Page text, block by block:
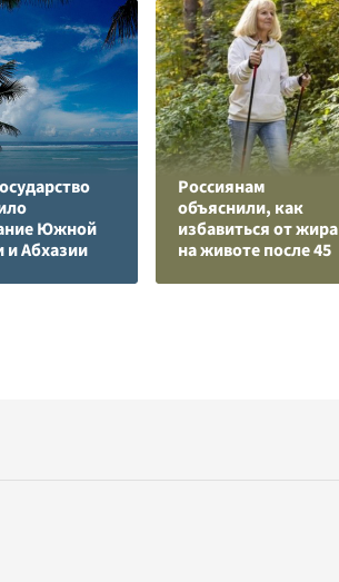
Южной
и Абхазии
Россиянам
объяснили, как
избавиться от жира
на животе после 45